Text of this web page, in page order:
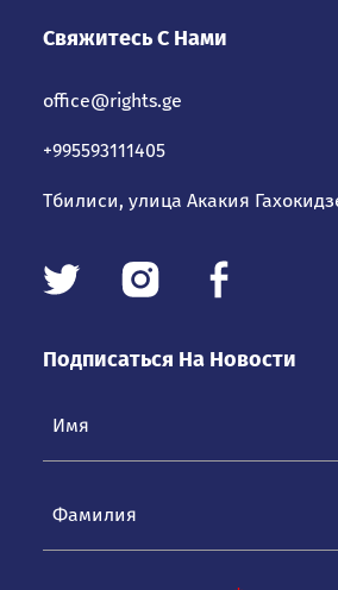
Свяжитесь С Нами
office@rights.ge
+995593111405
Тбилиси, улица Акакия
Подписаться На Новости